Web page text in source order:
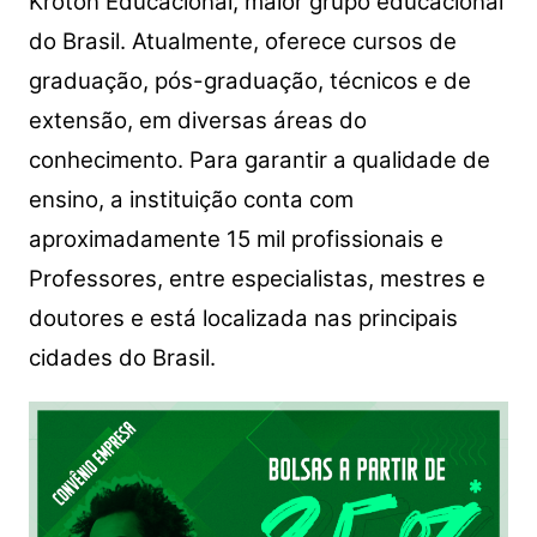
do Brasil. Atualmente, oferece cursos de
graduação, pós-graduação, técnicos e de
extensão, em diversas áreas do
conhecimento. Para garantir a qualidade de
ensino, a instituição conta com
aproximadamente 15 mil profissionais e
Professores, entre especialistas, mestres e
doutores e está localizada nas principais
cidades do Brasil.